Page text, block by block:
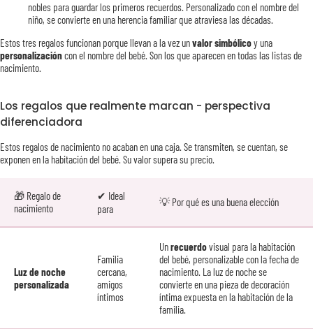
nobles para guardar los primeros recuerdos. Personalizado con el nombre del
niño, se convierte en una herencia familiar que atraviesa las décadas.
Estos tres regalos funcionan porque llevan a la vez unvalor simbólicoy una
personalizacióncon el nombre del bebé. Son los que aparecen en todas las listas de
nacimiento.
Los regalos que realmente marcan - perspectiva
diferenciadora
Estos regalos de nacimiento no acaban en una caja. Se transmiten, se cuentan, se
exponen en la habitación del bebé. Su valor supera su precio.
🎁 Regalo de
nacimiento
✔ Ideal
para
💡 Por qué es una buena elección
Luz de noche
personalizada
Familia
cercana,
amigos
íntimos
Unrecuerdovisual para la habitación
del bebé, personalizable con la fecha de
nacimiento. La luz de noche se
convierte en una pieza de decoración
íntima expuesta en la habitación de la
familia.